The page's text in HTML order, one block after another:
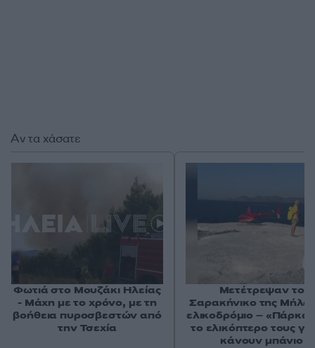
Αν τα χάσατε
Φωτιά στο Μουζάκι Ηλείας
- Μάχη με το χρόνο, με τη
βοήθεια πυροσβεστών από
την Τσεχία
Μετέτρεψαν το
Σαρακήνικο της
ελικοδρόμιο –
το ελικόπτερο τους
κάνουν μπάνιο